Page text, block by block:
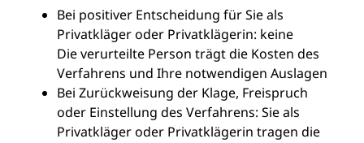
Bei positiver Entscheidung für Sie als
Privatkläger oder Privatklägerin: keine
Die verurteilte Person trägt die Kosten des
Verfahrens und Ihre notwendigen Auslagen
Bei Zurückweisung der Klage, Freispruch
oder Einstellung des Verfahrens: Sie als
Privatkläger oder Privatklägerin tragen die